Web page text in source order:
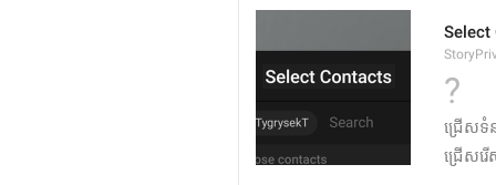
Select
?
ជ្រើសទំ
ជ្រើសរ